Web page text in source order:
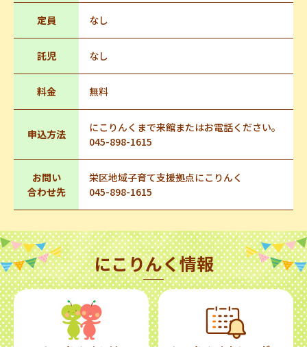
定員 なし
託児 なし
料金 無料
申込方法
にこりんくまで来館またはお電話ください。
045-898-1615
お問い
合わせ先
栄区地域子育て支援拠点にこりんく
045-898-1615
にこりんく情報